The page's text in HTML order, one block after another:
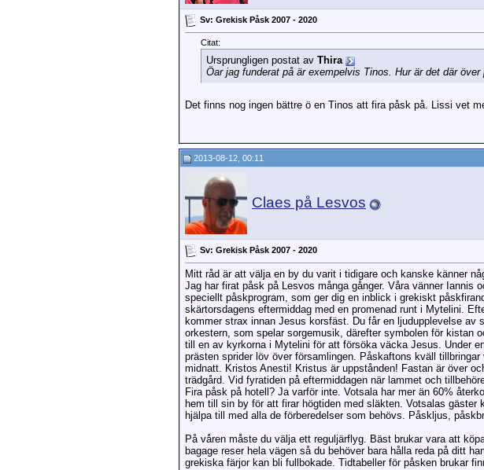
Sv: Grekisk Påsk 2007 - 2020
Citat:
Ursprungligen postat av Thira
Öar jag funderat på är exempelvis Tinos. Hur är det där över
Det finns nog ingen bättre ö en Tinos att fira påsk på. Lissi vet
2013-08-12, 00:11
Claes på Lesvos
Sv: Grekisk Påsk 2007 - 2020
Mitt råd är att välja en by du varit i tidigare och kanske känner
Jag har firat påsk på Lesvos många gånger. Våra vänner Iannis
speciellt påskprogram, som ger dig en inblick i grekiskt
skärtorsdagens eftermiddag med en promenad runt i Mytelini.
kommer strax innan Jesus korsfäst. Du får en ljudupplevelse
orkestern, som spelar sorgemusik, därefter symbolen för kistan
till en av kyrkorna i Mytelini för att försöka väcka Jesus. Under
prästen sprider löv över församlingen. Påskaftons kväll
midnatt. Kristos Anesti! Kristus är uppstånden! Fastan är över
trädgård. Vid fyratiden på eftermiddagen när lammet och
Fira påsk på hotell? Ja varför inte. Votsala har mer än 60%
hem till sin by för att firar högtiden med släkten. Votsalas
hjälpa till med alla de förberedelser som behövs. Påskljus,
På våren måste du välja ett reguljärflyg. Bäst brukar vara att
bagage reser hela vägen så du behöver bara hålla reda på ditt
grekiska färjor kan bli fullbokade. Tidtabeller för påsken brukar